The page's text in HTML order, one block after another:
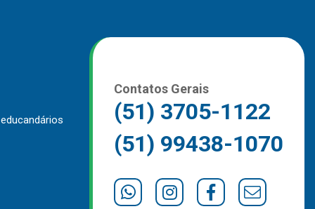
Contatos Gerais
(51) 3705-1122
(51) 99438-1070